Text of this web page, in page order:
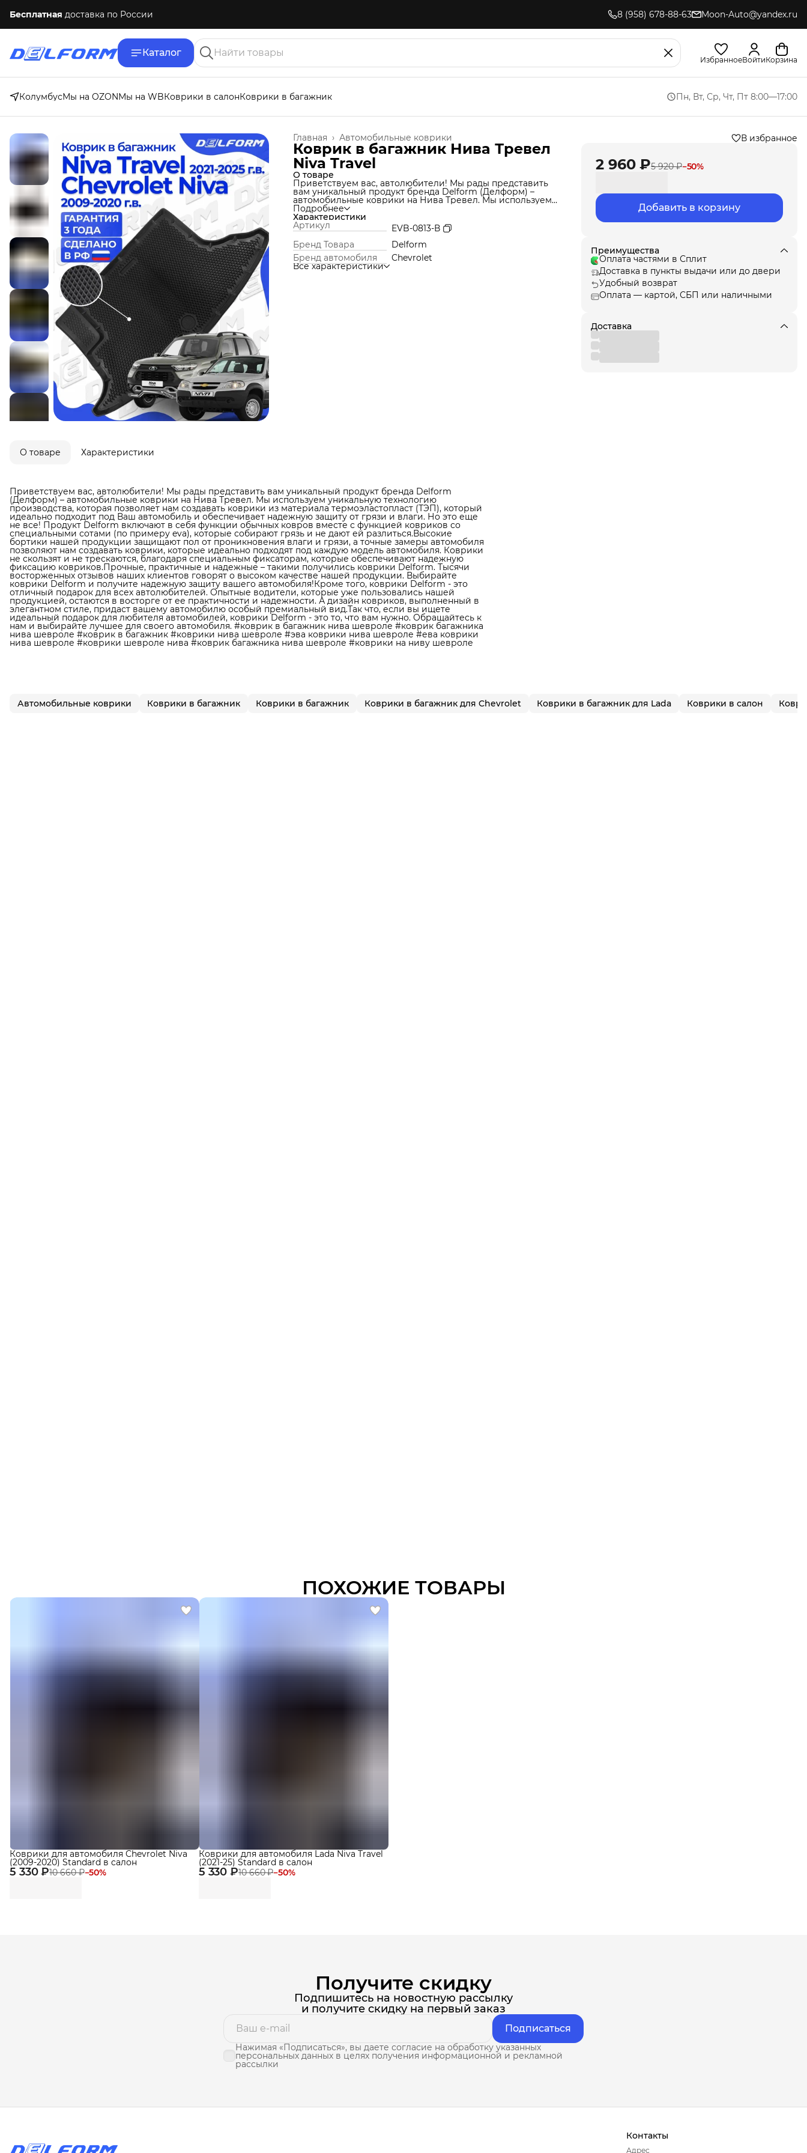
Бесплатная доставка по России 8 (958) 678-88-63 Moon-Auto@yandex.ru
Каталог
ИзбранноеВойтиКорзина
КолумбусМы на OZONМы на WBКоврики в салонКоврики в багажник Пн, Вт, Ср, Чт, Пт 8:00—17:00
Автомобильные коврики
Главная ›
Коврик в багажник Нива Тревел
Niva Travel
О товаре
Приветствуем вас, автолюбители! Мы рады представить
вам уникальный продукт бренда Delform (Делформ) –
автомобильные коврики на Нива Тревел. Мы используем
уникальную технологию производства, которая позволяет
нам создавать коврики из материала термоэластопласт
(ТЭП), который идеально подходит под Ваш автомобиль и
обеспечивает надежную защиту от грязи и влаги. Но это
еще не все! Продукт Delform включают в себя функции
обычных ковров вместе с функцией ковриков со
специальными сотами (по примеру eva), которые
собирают грязь и не дают ей разлиться.Высокие бортики
Подробнее
Характеристики
Артикул
EVB-0813-В
Бренд Товара
Delform
Бренд автомобиля
Chevrolet
Все характеристики
В избранное
2 960 ₽5 920 ₽−50%
Добавить в корзину
Преимущества
Оплата частями в Сплит
Доставка в пункты выдачи или до двери
Удобный возврат
Оплата — картой, СБП или наличными
Доставка
О товаре Характеристики
Приветствуем вас, автолюбители! Мы рады представить вам уникальный продукт бренда Delform
(Делформ) – автомобильные коврики на Нива Тревел. Мы используем уникальную технологию
производства, которая позволяет нам создавать коврики из материала термоэластопласт (ТЭП), который
идеально подходит под Ваш автомобиль и обеспечивает надежную защиту от грязи и влаги. Но это еще
не все! Продукт Delform включают в себя функции обычных ковров вместе с функцией ковриков со
специальными сотами (по примеру eva), которые собирают грязь и не дают ей разлиться.Высокие
бортики нашей продукции защищают пол от проникновения влаги и грязи, а точные замеры автомобиля
позволяют нам создавать коврики, которые идеально подходят под каждую модель автомобиля. Коврики
не скользят и не трескаются, благодаря специальным фиксаторам, которые обеспечивают надежную
фиксацию ковриков.Прочные, практичные и надежные – такими получились коврики Delform. Тысячи
восторженных отзывов наших клиентов говорят о высоком качестве нашей продукции. Выбирайте
коврики Delform и получите надежную защиту вашего автомобиля!Кроме того, коврики Delform - это
отличный подарок для всех автолюбителей. Опытные водители, которые уже пользовались нашей
продукцией, остаются в восторге от ее практичности и надежности. А дизайн ковриков, выполненный в
элегантном стиле, придаст вашему автомобилю особый премиальный вид.Так что, если вы ищете
идеальный подарок для любителя автомобилей, коврики Delform - это то, что вам нужно. Обращайтесь к
нам и выбирайте лучшее для своего автомобиля. #коврик в багажник нива шевроле #коврик багажника
нива шевроле #коврик в багажник #коврики нива шевроле #эва коврики нива шевроле #ева коврики
нива шевроле #коврики шевроле нива #коврик багажника нива шевроле #коврики на ниву шевроле
Автомобильные коврики Коврики в багажник Коврики в багажник Коврики в багажник для Chevrolet Коврики в багажник для Lada Коврики в салон
ПОХОЖИЕ ТОВАРЫ
5 330 ₽10 660 ₽−50%
Коврики для автомобиля Chevrolet Niva
(2009-2020) Standard в cалон
5 330 ₽10 660 ₽−50%
Коврики для автомобиля Lada Niva Travel
(2021-25) Standard в cалон
Получите скидку
Подпишитесь на новостную рассылку
и получите скидку на первый заказ
Подписаться
Нажимая «Подписаться», вы даете согласие на обработку указанных
персональных данных в целях получения информационной и рекламной
рассылки
Контакты
Адрес